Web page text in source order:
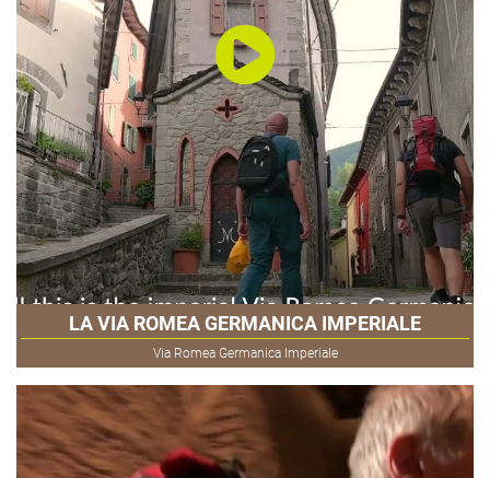
LA VIA ROMEA GERMANICA IMPERIALE
Via Romea Germanica Imperiale